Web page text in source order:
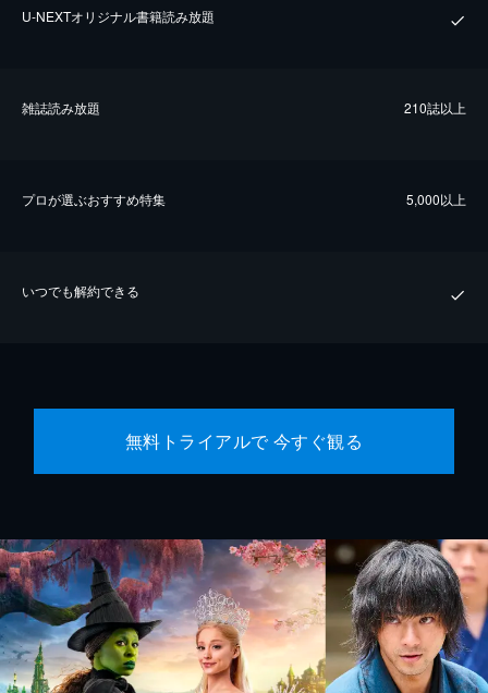
U-NEXTオリジナル書籍読み放題
雑誌読み放題 210誌以上
プロが選ぶおすすめ特集 5,000以上
いつでも解約できる
無料トライアルで 今すぐ観る